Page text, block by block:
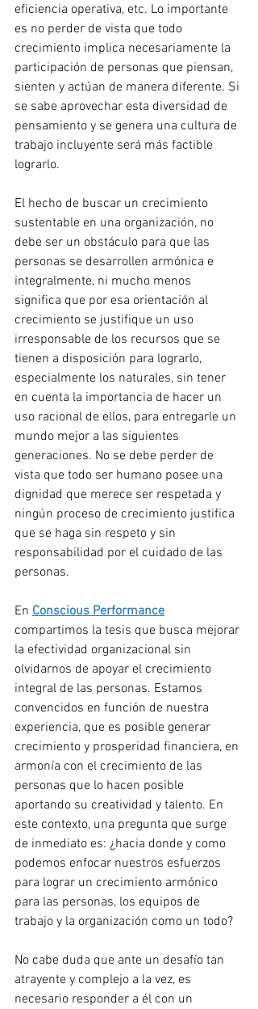
eficiencia operativa, etc. Lo importante
es no perder de vista que todo
crecimiento implica necesariamente la
participación de personas que piensan,
sienten y actúan de manera diferente. Si
se sabe aprovechar esta diversidad de
pensamiento y se genera una cultura de
trabajo incluyente será más factible
lograrlo.
El hecho de buscar un crecimiento
sustentable en una organización, no
debe ser un obstáculo para que las
personas se desarrollen armónica e
integralmente, ni mucho menos
significa que por esa orientación al
crecimiento se justifique un uso
irresponsable de los recursos que se
tienen a disposición para lograrlo,
especialmente los naturales, sin tener
en cuenta la importancia de hacer un
uso racional de ellos, para entregarle un
mundo mejor a las siguientes
generaciones. No se debe perder de
vista que todo ser humano posee una
dignidad que merece ser respetada y
ningún proceso de crecimiento justifica
que se haga sin respeto y sin
responsabilidad por el cuidado de las
personas.
En Conscious Performance
compartimos la tesis que busca mejorar
la efectividad organizacional sin
olvidarnos de apoyar el crecimiento
integral de las personas. Estamos
convencidos en función de nuestra
experiencia, que es posible generar
crecimiento y prosperidad financiera, en
armonía con el crecimiento de las
personas que lo hacen posible
aportando su creatividad y talento. En
este contexto, una pregunta que surge
de inmediato es: ¿hacia donde y como
podemos enfocar nuestros esfuerzos
para lograr un crecimiento armónico
para las personas, los equipos de
trabajo y la organización como un todo?
No cabe duda que ante un desafío tan
atrayente y complejo a la vez, es
necesario responder a él con un